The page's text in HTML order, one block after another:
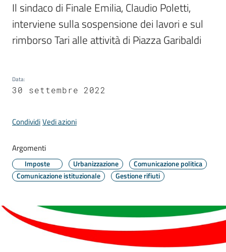
Vivere
Comune
Prenotazione
l
e
r
m
Il sindaco di Finale Emilia, Claudio Poletti,
interviene sulla sospensione dei lavori e sul
rimborso Tari alle attività di Piazza Garibaldi
Data:
30 settembre 2022
CondividiVedi azioni
Argomenti
Imposte Urbanizzazione
Comunicazione politica
Comunicazione istituzionale
Gestione rifiuti